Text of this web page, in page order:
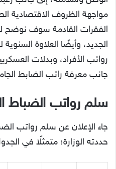
مواجهة الظروف الاقتصادية
الفقرات القادمة سوف نوضح
جانب معرفة راتب الضابط
سلم رواتب الضباط
حددته الوزارة؛ متمثلًا في